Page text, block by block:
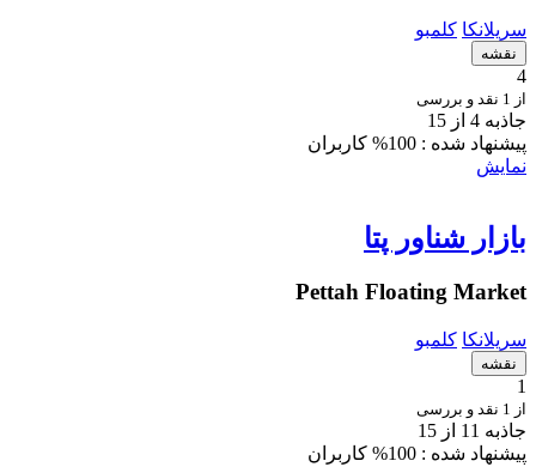
سریلانکا کلمبو
نقشه
4
از 1 نقد و بررسی
جاذبه 4 از 15
پیشنهاد شده : 100% کاربران
نمایش
بازار شناور پتا
Pettah Floating Market
سریلانکا کلمبو
نقشه
1
از 1 نقد و بررسی
جاذبه 11 از 15
پیشنهاد شده : 100% کاربران